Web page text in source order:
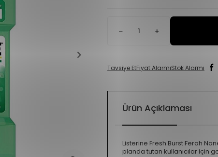
Tavsiye EtFiyat AlarmıStok Alarmı
Ürün Açıklaması
Listerine Fresh Burst Ferah
planda tutan kullanıcılar için